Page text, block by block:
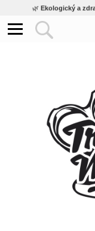
🌿 Ekologický a
Inovativní
Eshop s